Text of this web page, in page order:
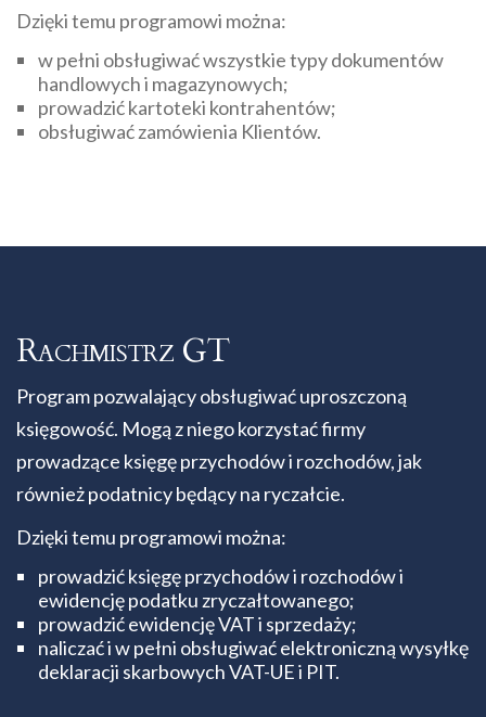
Dzięki temu programowi można:
w pełni obsługiwać wszystkie typy dokumentów
handlowych i magazynowych;
prowadzić kartoteki kontrahentów;
obsługiwać zamówienia Klientów.
Rachmistrz GT
Program pozwalający obsługiwać uproszczoną
księgowość. Mogą z niego korzystać firmy
prowadzące księgę przychodów i rozchodów, jak
również podatnicy będący na ryczałcie.
Dzięki temu programowi można:
prowadzić księgę przychodów i rozchodów i
ewidencję podatku zryczałtowanego;
prowadzić ewidencję VAT i sprzedaży;
naliczać i w pełni obsługiwać elektroniczną wysyłkę
deklaracji skarbowych VAT-UE i PIT.